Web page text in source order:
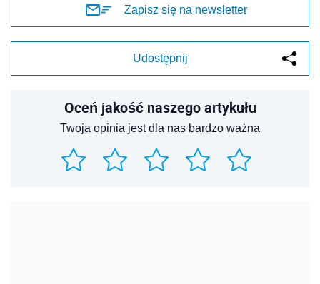
Zapisz się na newsletter
Udostępnij
Oceń jakość naszego artykułu
Twoja opinia jest dla nas bardzo ważna